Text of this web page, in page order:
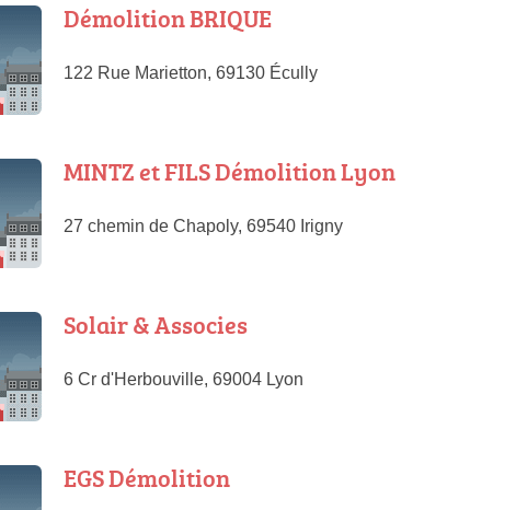
Démolition BRIQUE
122 Rue Marietton, 69130 Écully
MINTZ et FILS Démolition Lyon
27 chemin de Chapoly, 69540 Irigny
Solair & Associes
6 Cr d'Herbouville, 69004 Lyon
EGS Démolition